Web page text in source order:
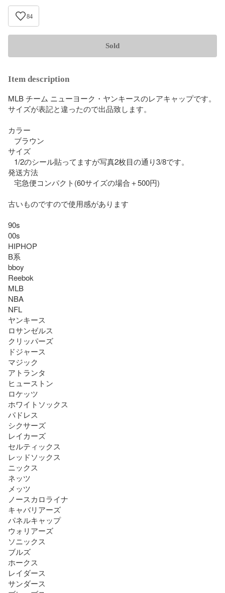
84
Sold
Item description
MLB チーム ニューヨーク・ヤンキースのレアキャップです。
サイズが表記と違ったので出品致します。
カラー
サイズ
発送方法
古いものですので使用感があります
90s
00s
HIPHOP
B系
bboy
Reebok
MLB
NBA
NFL
ヤンキース
ロサンゼルス
クリッパーズ
ドジャース
マジック
アトランタ
ヒューストン
ロケッツ
ホワイトソックス
パドレス
シクサーズ
レイカーズ
セルティックス
レッドソックス
ニックス
ネッツ
メッツ
ノースカロライナ
キャバリアーズ
パネルキャップ
ウォリアーズ
ソニックス
ブルズ
ホークス
レイダース
サンダース